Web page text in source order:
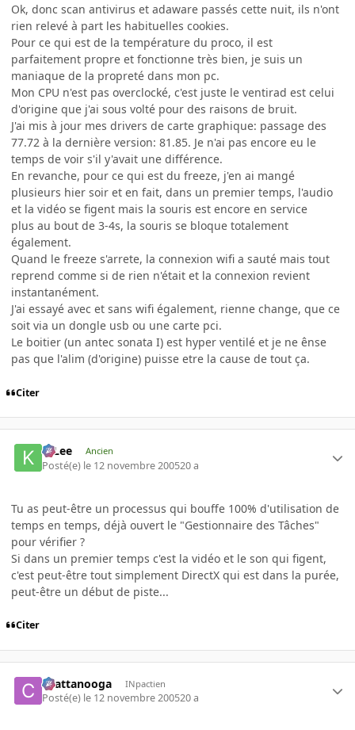
Ok, donc scan antivirus et adaware passés cette nuit, ils n'ont
rien relevé à part les habituelles cookies.
Pour ce qui est de la température du proco, il est
parfaitement propre et fonctionne très bien, je suis un
maniaque de la propreté dans mon pc.
Mon CPU n'est pas overclocké, c'est juste le ventirad est celui
d'origine que j'ai sous volté pour des raisons de bruit.
J'ai mis à jour mes drivers de carte graphique: passage des
77.72 à la dernière version: 81.85. Je n'ai pas encore eu le
temps de voir s'il y'avait une différence.
En revanche, pour ce qui est du freeze, j'en ai mangé
plusieurs hier soir et en fait, dans un premier temps, l'audio
et la vidéo se figent mais la souris est encore en service
plus au bout de 3-4s, la souris se bloque totalement
également.
Quand le freeze s'arrete, la connexion wifi a sauté mais tout
reprend comme si de rien n'était et la connexion revient
instantanément.
J'ai essayé avec et sans wifi également, rienne change, que ce
soit via un dongle usb ou une carte pci.
Le boitier (un antec sonata I) est hyper ventilé et je ne ênse
pas que l'alim (d'origine) puisse etre la cause de tout ça.
Citer
K-Lee Ancien
Posté(e) le 12 novembre 200520 a
Tu as peut-être un processus qui bouffe 100% d'utilisation de
temps en temps, déjà ouvert le "Gestionnaire des Tâches"
pour vérifier ?
Si dans un premier temps c'est la vidéo et le son qui figent,
c'est peut-être tout simplement DirectX qui est dans la purée,
peut-être un début de piste...
Citer
chattanooga INpactien
Posté(e) le 12 novembre 200520 a